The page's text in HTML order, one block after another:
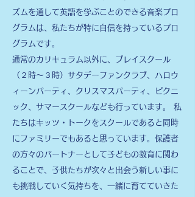
ズムを通して英語を学ぶことのできる音楽プロ
グラムは、私たちが特に自信を持っているプロ
グラムです。
通常のカリキュラム以外に、プレイスクール
（２時～３時）サタデーファンクラブ、ハロウ
ィーンパーティ、クリスマスパーティ、ピクニ
ック、サマースクールなども行っています。 私
たちはキッツ・トークをスクールであると同時
にファミリーでもあると思っています。保護者
の方々のパートナーとして子どもの教育に関わ
ることで、子供たちが次々と出会う新しい事に
も挑戦していく気持ちを、一緒に育てていきた